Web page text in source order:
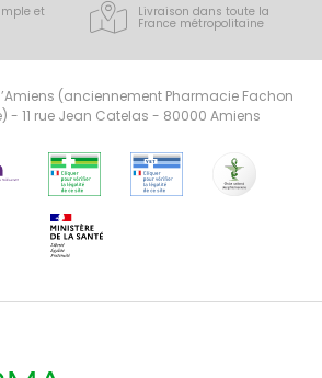
et Livraison dans toute la
France métropolitaine
(anciennement Pharmacie Fachon
- 11 rue Jean Catelas - 80000 Amiens